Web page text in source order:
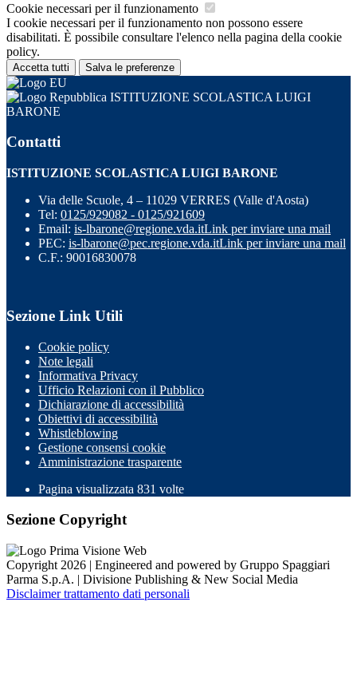
Cookie necessari per il funzionamento
I cookie necessari per il funzionamento non possono essere
disabilitati. È possibile consultare l'elenco nella pagina della cookie
policy.
Accetta tutti Salva le preferenze
ISTITUZIONE SCOLASTICA LUIGI
BARONE
Contatti
ISTITUZIONE SCOLASTICA LUIGI BARONE
Via delle Scuole, 4 – 11029 VERRES (Valle d'Aosta)
Tel: 0125/929082 - 0125/921609
Email: is-lbarone@regione.vda.itLink per inviare una mail
PEC: is-lbarone@pec.regione.vda.itLink per inviare una mail
C.F.: 90016830078
Sezione Link Utili
Cookie policy
Note legali
Informativa Privacy
Ufficio Relazioni con il Pubblico
Dichiarazione di accessibilità
Obiettivi di accessibilità
Whistleblowing
Gestione consensi cookie
Amministrazione trasparente
Pagina visualizzata 831 volte
Sezione Copyright
Copyright 2026 | Engineered and powered by Gruppo Spaggiari
Parma S.p.A. | Divisione Publishing & New Social Media
Disclaimer trattamento dati personali